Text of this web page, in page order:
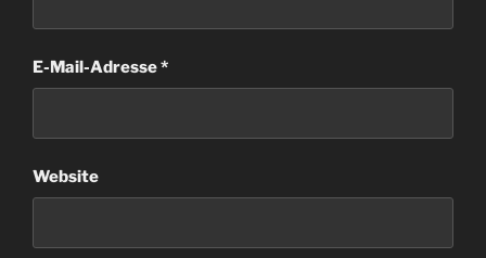
E-Mail-Adresse*
Website